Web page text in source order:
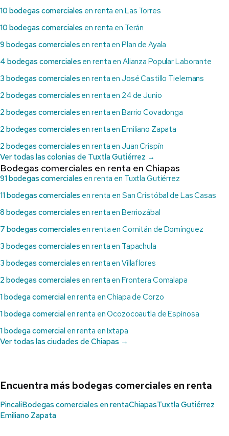
10 bodegas comerciales en renta en Las Torres
10 bodegas comerciales en renta en Terán
9 bodegas comerciales en renta en Plan de Ayala
4 bodegas comerciales en renta en Alianza Popular Laborante
3 bodegas comerciales en renta en José Castillo Tielemans
2 bodegas comerciales en renta en 24 de Junio
2 bodegas comerciales en renta en Barrio Covadonga
2 bodegas comerciales en renta en Emiliano Zapata
2 bodegas comerciales en renta en Juan Crispín
Ver todas las colonias de Tuxtla Gutiérrez →
Bodegas comerciales en renta en Chiapas
91 bodegas comerciales en renta en Tuxtla Gutiérrez
11 bodegas comerciales en renta en San Cristóbal de Las Casas
8 bodegas comerciales en renta en Berriozábal
7 bodegas comerciales en renta en Comitán de Domínguez
3 bodegas comerciales en renta en Tapachula
3 bodegas comerciales en renta en Villaflores
2 bodegas comerciales en renta en Frontera Comalapa
1 bodega comercialen renta en Chiapa de Corzo
1 bodega comercialen renta en Ocozocoautla de Espinosa
1 bodega comercialen renta en Ixtapa
Ver todas las ciudades de Chiapas →
Encuentra más bodegas comerciales en renta
PincaliBodegas comerciales en rentaChiapasTuxtla Gutiérrez
Emiliano Zapata